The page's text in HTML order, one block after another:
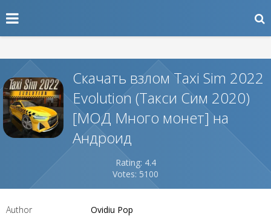
Скачать взлом Taxi Sim 2022
Evolution (Такси Сим 2020)
[МОД Много монет] на
Андроид
Rating: 4.4
Votes: 5100
Author Ovidiu Pop